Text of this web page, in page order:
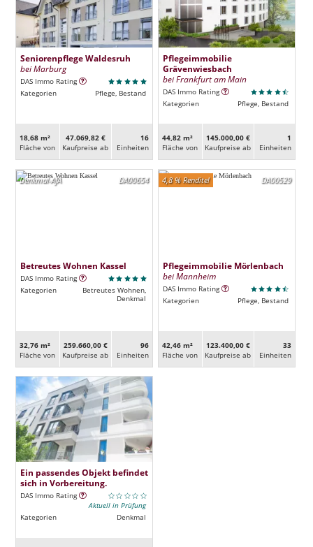
Seniorenpflege Waldesruh
bei Marburg
DAS Immo Rating
Kategorien
Pflege, Bestand
18,68 m²
Fläche von
47.069,82 €
Kaufpreise ab
16
Ein­heiten
Pflegeimmobilie
Grävenwiesbach
bei Frankfurt am Main
DAS Immo Rating
Kategorien
Pflege, Bestand
44,82 m²
Fläche von
145.000,00 €
Kaufpreise ab
1
Ein­heiten
DA00654
Denkmal-AfA
Betreutes Wohnen Kassel
DAS Immo Rating
Kategorien
Betreutes Wohnen,
Denkmal
32,76 m²
Fläche von
259.660,00 €
Kaufpreise ab
96
Ein­heiten
DA00529
4,8 % Rendite!
Pflegeimmobilie Mörlenbach
bei Mannheim
DAS Immo Rating
Kategorien
Pflege, Bestand
42,46 m²
Fläche von
123.400,00 €
Kaufpreise ab
33
Ein­heiten
Ein passendes Objekt befindet
sich in Vorbereitung.
DAS Immo Rating
Aktuell in Prüfung
Kategorien
Denkmal